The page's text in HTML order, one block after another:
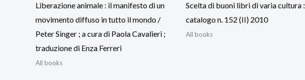
Liberazione animale : il manifesto di un
movimento diffuso in tutto il mondo /
Peter Singer ; a cura di Paola Cavalieri ;
traduzione di Enza Ferreri
All books
Scelta di buoni libri di varia cultura :
catalogo n. 152 (II) 2010
All books